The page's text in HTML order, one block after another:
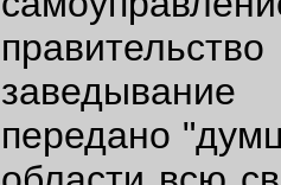
передано